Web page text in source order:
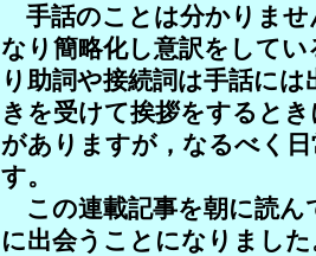
手話のことは分かりませ
なり簡略化し意訳をして
り助詞や接続詞は手話に
きを受けて挨拶をすると
がありますが，なるべく
す。
この連載記事を朝に読ん
に出会うことになりまし